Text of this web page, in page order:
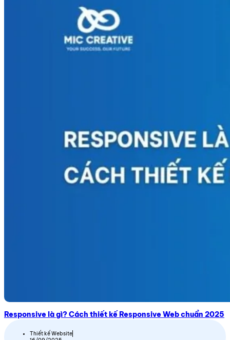
Responsive là gì? Cách thiết kế Responsive Web chuẩn 2025
Thiết kế Website